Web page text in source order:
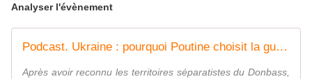
Analyser l'évènement
Podcast. Ukraine : pourquoi Poutine choisit la guerre
Après avoir reconnu les territoires séparatistes du Donbass,